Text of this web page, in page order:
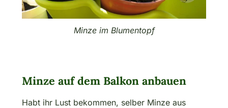
Minze im Blumentopf
Minze auf dem Balkon anbauen
Habt ihr Lust bekommen, selber Minze aus